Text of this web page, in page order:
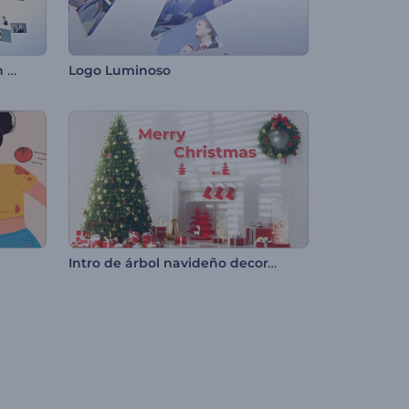
Logo Reveal - Transformación de Imagen Logo Luminoso
Intro de árbol navideño decorado